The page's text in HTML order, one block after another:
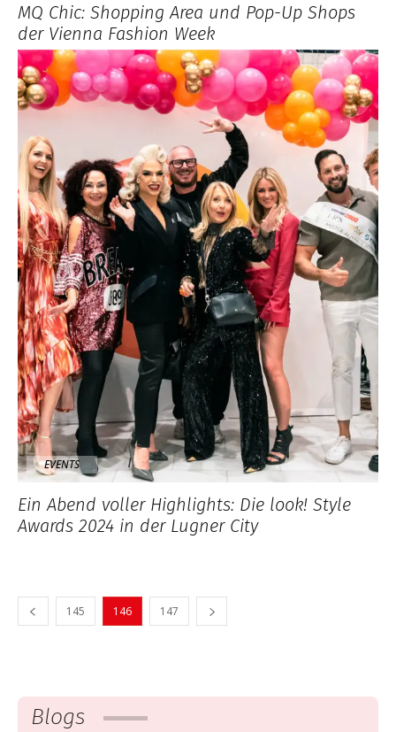
MQ Chic: Shopping Area und Pop-Up Shops
der Vienna Fashion Week
EVENTS
Ein Abend voller Highlights: Die look! Style
Awards 2024 in der Lugner City
145 146 147
Blogs